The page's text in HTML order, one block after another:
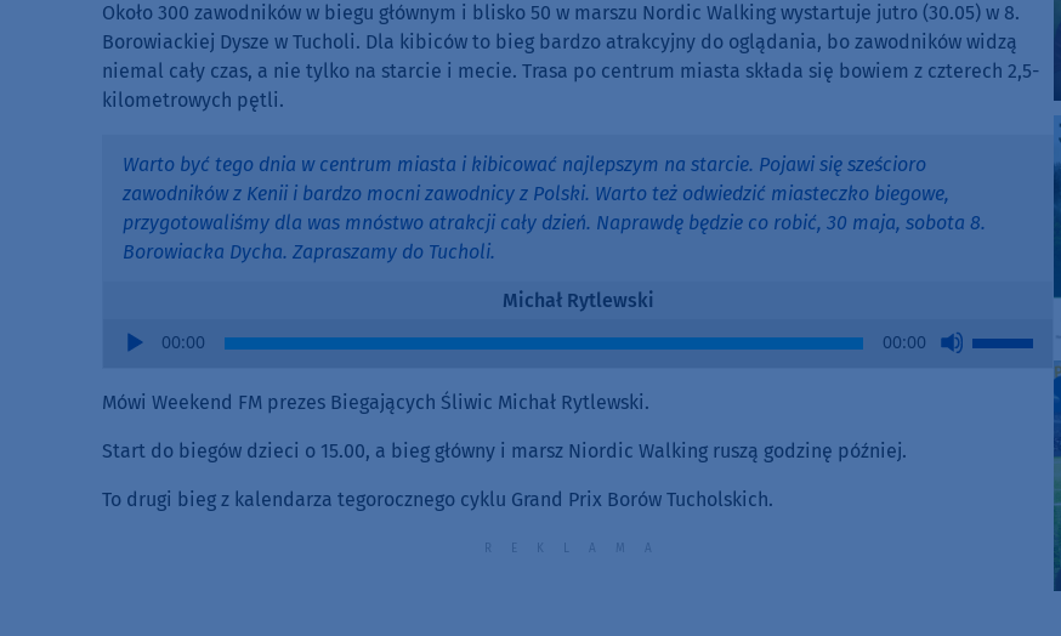
Około 300 zawodników w biegu głównym i blisko 50 w marszu Nordic Walking wystartuje jutro (30.05) w 8.
Borowiackiej Dysze w Tucholi. Dla kibiców to bieg bardzo atrakcyjny do oglądania, bo zawodników widzą
niemal cały czas, a nie tylko na starcie i mecie. Trasa po centrum miasta składa się bowiem z czterech 2,5-
kilometrowych pętli.
Warto być tego dnia w centrum miasta i kibicować najlepszym na starcie. Pojawi się sześcioro
zawodników z Kenii i bardzo mocni zawodnicy z Polski. Warto też odwiedzić miasteczko biegowe,
przygotowaliśmy dla was mnóstwo atrakcji cały dzień. Naprawdę będzie co robić, 30 maja, sobota 8.
Borowiacka Dycha. Zapraszamy do Tucholi.
Michał Rytlewski
Audio
00:00 00:00
Use
Up/Down
Mówi Weekend FM prezes Biegających Śliwic Michał Rytlewski.
Start do biegów dzieci o 15.00, a bieg główny i marsz Niordic Walking ruszą godzinę później.
To drugi bieg z kalendarza tegorocznego cyklu Grand Prix Borów Tucholskich.